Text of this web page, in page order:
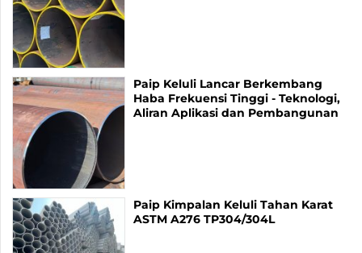
Paip Keluli Lancar Berkembang
Haba Frekuensi Tinggi - Teknologi,
Aliran Aplikasi dan Pembangunan
Paip Kimpalan Keluli Tahan Karat
ASTM A276 TP304/304L